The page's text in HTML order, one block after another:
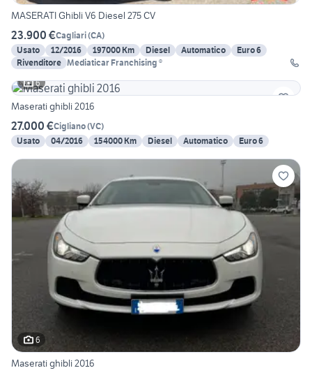
MASERATI Ghibli V6 Diesel 275 CV
23.900 €Cagliari(CA)
Usato
12/2016 197000 Km Diesel Automatico
Euro 6
Rivenditore Mediaticar Franchising ®
6
Maserati ghibli 2016
27.000 €Cigliano(VC)
Usato
04/2016 154000 Km Diesel Automatico Euro 6
6
Maserati ghibli 2016